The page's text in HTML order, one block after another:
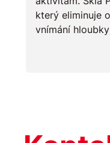
který eliminuje
vnímání